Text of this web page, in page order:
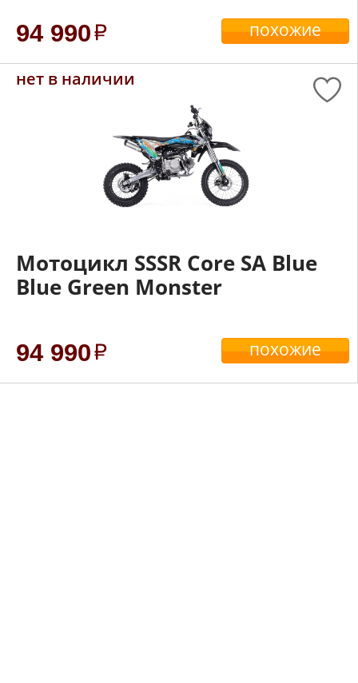
94 990 похожие
нет в наличии
Мотоцикл SSSR Core SA Blue
Blue Green Monster
94 990 похожие